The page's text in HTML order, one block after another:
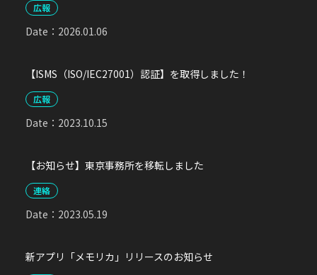
広報
Date： 2026.01.06
【ISMS（ISO/IEC27001）認証】を取得しました！
広報
Date： 2023.10.15
【お知らせ】東京事務所を移転しました
連絡
Date： 2023.05.19
新アプリ「メモリカ」リリースのお知らせ